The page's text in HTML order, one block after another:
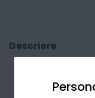
Descriere